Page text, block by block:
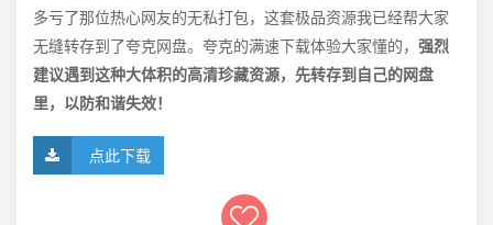
多亏了那位热心网友的无私打包，这套极品资源我已经帮大家
无缝转存到了夸克网盘。夸克的满速下载体验大家懂的， 强烈
建议遇到这种大体积的高清珍藏资源，先转存到自己的网盘
里，以防和谐失效！
点此下载